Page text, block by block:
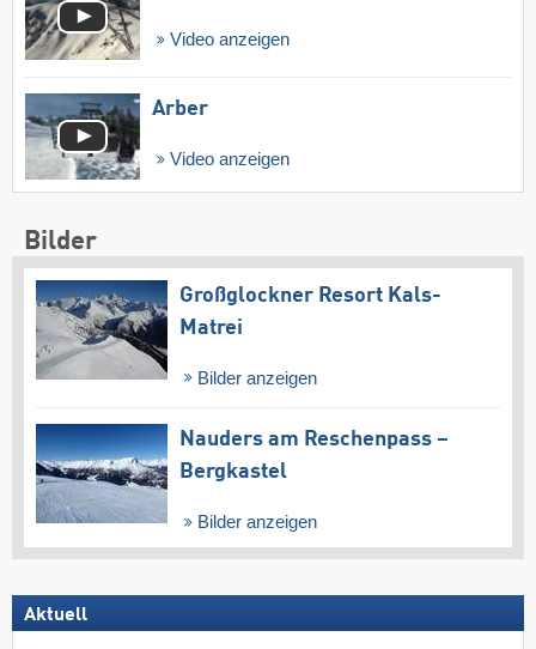
Video anzeigen
Arber
Video anzeigen
Bilder
Großglockner Resort Kals-
Matrei
Bilder anzeigen
Nauders am Reschenpass –
Bergkastel
Bilder anzeigen
Aktuell